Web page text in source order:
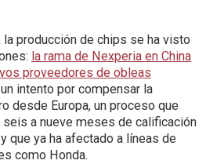
la producción de chips se ha visto
la rama de Nexperia en China
proveedores de obleas
intento por compensar la
desde Europa, un proceso que
a nueve meses de calificación
que ya ha afectado a líneas de
como Honda.